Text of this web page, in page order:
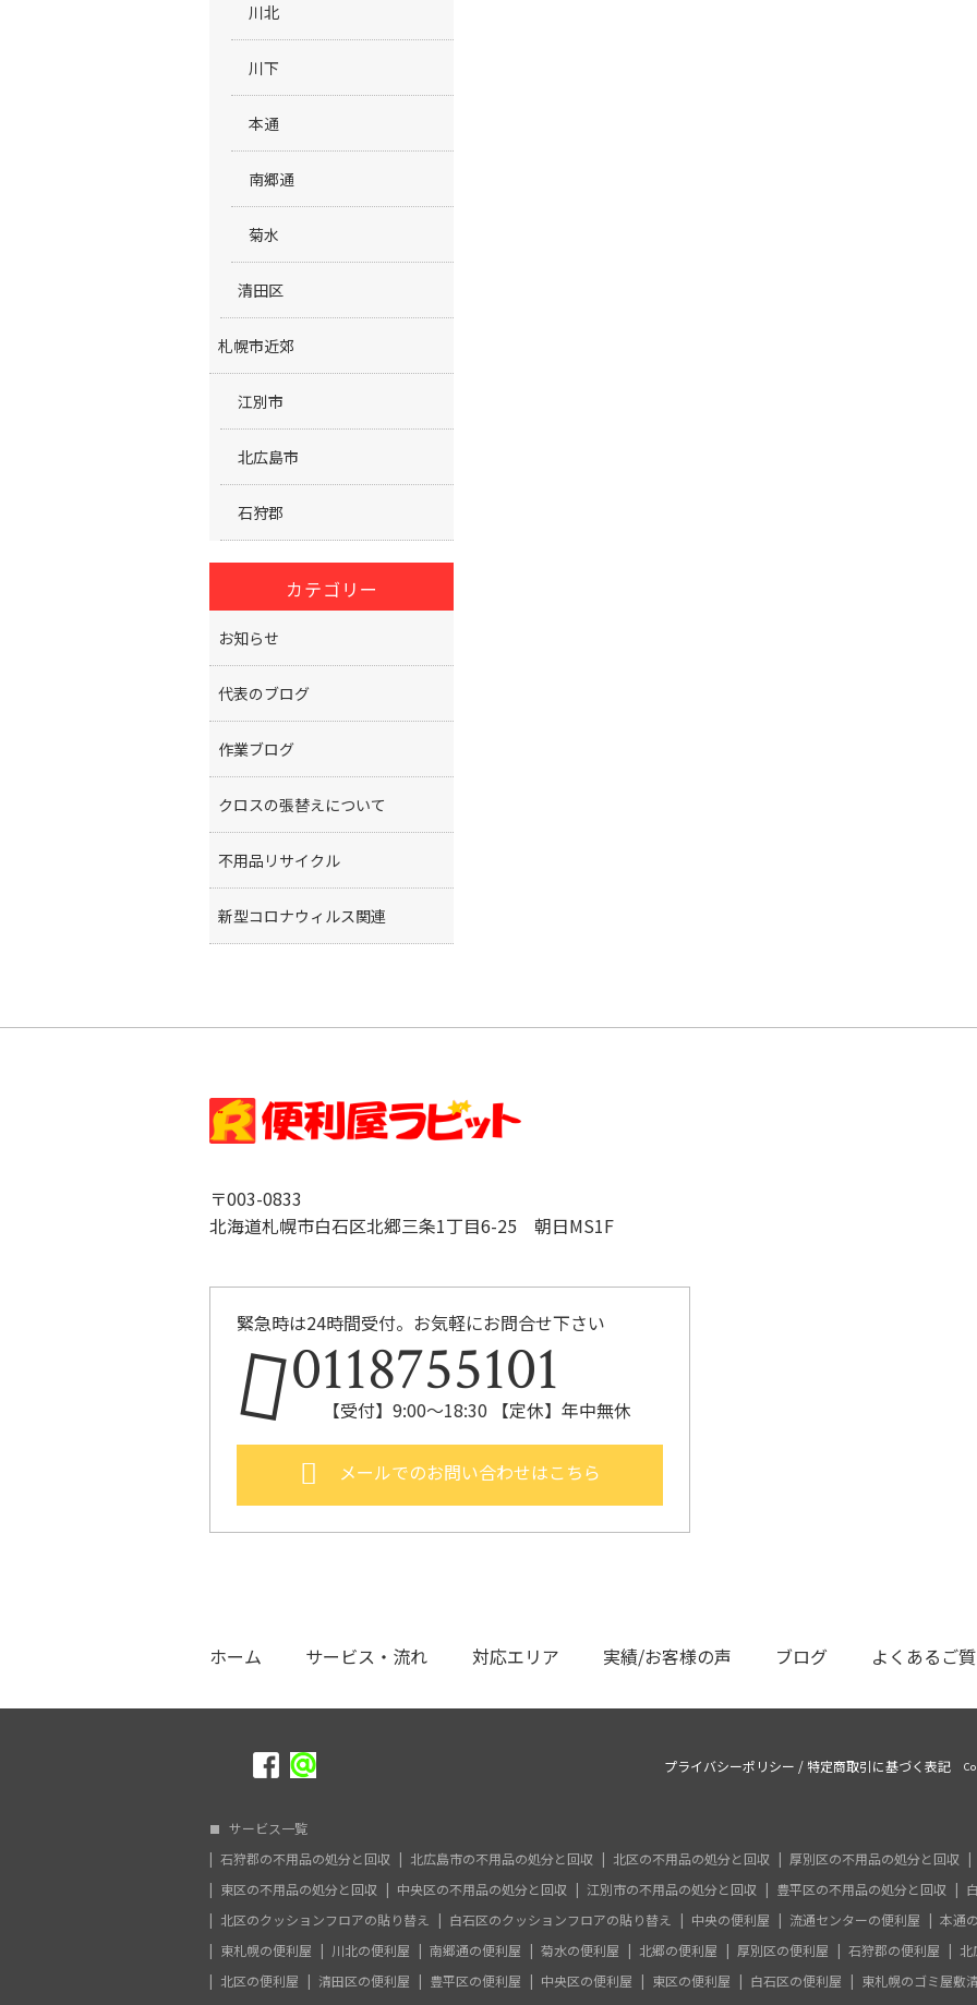
川北
川下
本通
南郷通
菊水
清田区
札幌市近郊
江別市
北広島市
石狩郡
カテゴリー
お知らせ
代表のブログ
作業ブログ
クロスの張替えについて
不用品リサイクル
新型コロナウィルス関連
〒003-0833
北海道札幌市白石区北郷三条1丁目6-25 朝日MS1F
緊急時は24時間受付。お気軽にお問合せ下さい
0118755101
【受付】9:00～18:30 【定休】年中無休
メールでのお問い合わせはこちら
ホーム サービス・流れ 対応エリア 実績/お客様の声 ブログ よくあるご
プライバシーポリシー /特定商取引に基づく表記
サービス一覧
石狩郡の不用品の処分と回収
北広島市の不用品の処分と回収 北区の不用品の処分と回収
厚別区の不用品の処分と回収
東区の不用品の処分と回収
中央区の不用品の処分と回収 江別市の不用品の処分と回収 豊平区の不用品の処分と回収
北区のクッションフロアの貼り替え
白石区のクッションフロアの貼り替え 中央の便利屋 流通センターの便利屋
本通
東札幌の便利屋
川北の便利屋 南郷通の便利屋 菊水の便利屋 北郷の便利屋 厚別区の便利屋 石狩郡の便利屋
北
北区の便利屋
清田区の便利屋 豊平区の便利屋 中央区の便利屋 東区の便利屋 白石区の便利屋
東札幌のゴミ屋敷